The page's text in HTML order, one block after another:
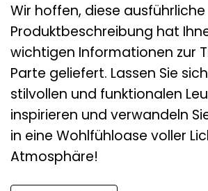
Wir hoffen, diese ausführliche
Produktbeschreibung hat
wichtigen Informationen zur
Parte geliefert. Lassen Sie
stilvollen und funktionalen
inspirieren und verwandeln
in eine Wohlfühloase voller
Atmosphäre!